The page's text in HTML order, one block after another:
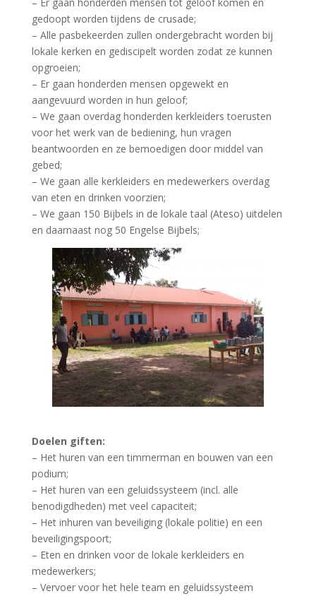
gedoopt worden tijdens de crusade;
– Alle pasbekeerden zullen ondergebracht worden bij
lokale kerken en gediscipelt worden zodat ze kunnen
opgroeien;
– Er gaan honderden mensen opgewekt en
aangevuurd worden in hun geloof;
– We gaan overdag honderden kerkleiders toerusten
voor het werk van de bediening, hun vragen
beantwoorden en ze bemoedigen door middel van
gebed;
– We gaan alle kerkleiders en medewerkers overdag
van eten en drinken voorzien;
– We gaan 150 Bijbels in de lokale taal (Ateso) uitdelen
en daarnaast nog 50 Engelse Bijbels;
Doelen giften:
– Het huren van een timmerman en bouwen van een
podium;
– Het huren van een geluidssysteem (incl. alle
benodigdheden) met veel capaciteit;
– Het inhuren van beveiliging (lokale politie) en een
beveiligingspoort;
– Eten en drinken voor de lokale kerkleiders en
medewerkers;
– Vervoer voor het hele team en geluidssysteem